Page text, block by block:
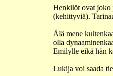
Henkilöt ovat joko
(kehittyviä).
Älä mene
olla
Emilylle eikä hän
Lukija voi saada